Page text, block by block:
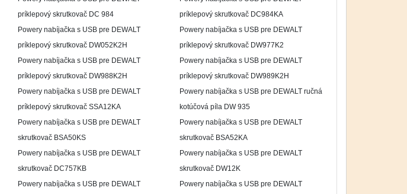
príklepový skrutkovač DC 984
príklepový skrutkovač DC984KA
Powery nabíjačka s USB pre DEWALT
príklepový skrutkovač DW052K2H
Powery nabíjačka s USB pre DEWALT
príklepový skrutkovač DW977K2
Powery nabíjačka s USB pre DEWALT
príklepový skrutkovač DW988K2H
Powery nabíjačka s USB pre DEWALT
príklepový skrutkovač DW989K2H
Powery nabíjačka s USB pre DEWALT
príklepový skrutkovač SSA12KA
Powery nabíjačka s USB pre DEWALT ručná
kotúčová píla DW 935
Powery nabíjačka s USB pre DEWALT
skrutkovač BSA50KS
Powery nabíjačka s USB pre DEWALT
skrutkovač BSA52KA
Powery nabíjačka s USB pre DEWALT
skrutkovač DC757KB
Powery nabíjačka s USB pre DEWALT
skrutkovač DW12K
Powery nabíjačka s USB pre DEWALT Powery nabíjačka s USB pre DEWALT